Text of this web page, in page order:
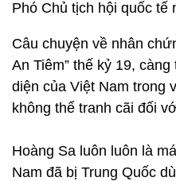
Phó Chủ tịch hội quốc tế
Câu chuyện về nhân
An Tiêm” thế kỷ 19,
diện của Việt Nam trong
không thể tranh cãi đối
Hoàng Sa luôn luôn là
Nam đã bị Trung Quốc